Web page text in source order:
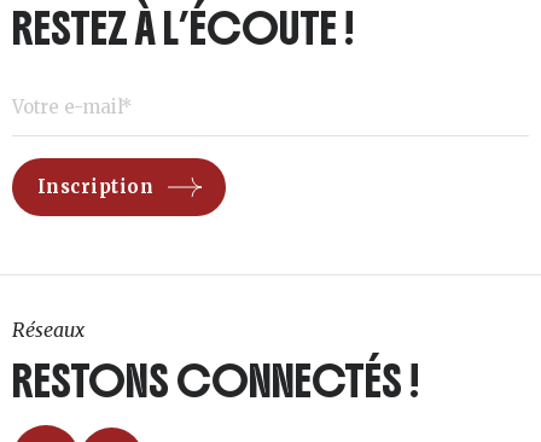
RESTEZ À L’ÉCOUTE !
Réseaux
RESTONS CONNECTÉS !